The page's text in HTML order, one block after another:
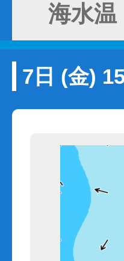
海水温
7日 (金)